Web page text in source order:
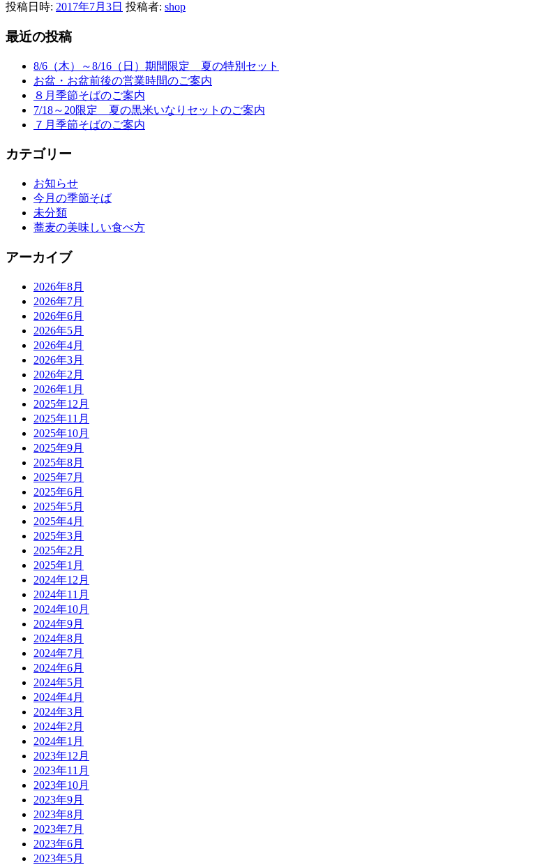
投稿日時: 2017年7月3日 投稿者: shop
最近の投稿
8/6（木）～8/16（日）期間限定 夏の特別セット
お盆・お盆前後の営業時間のご案内
８月季節そばのご案内
7/18～20限定 夏の黒米いなりセットのご案内
７月季節そばのご案内
カテゴリー
お知らせ
今月の季節そば
未分類
蕎麦の美味しい食べ方
アーカイブ
2026年8月
2026年7月
2026年6月
2026年5月
2026年4月
2026年3月
2026年2月
2026年1月
2025年12月
2025年11月
2025年10月
2025年9月
2025年8月
2025年7月
2025年6月
2025年5月
2025年4月
2025年3月
2025年2月
2025年1月
2024年12月
2024年11月
2024年10月
2024年9月
2024年8月
2024年7月
2024年6月
2024年5月
2024年4月
2024年3月
2024年2月
2024年1月
2023年12月
2023年11月
2023年10月
2023年9月
2023年8月
2023年7月
2023年6月
2023年5月